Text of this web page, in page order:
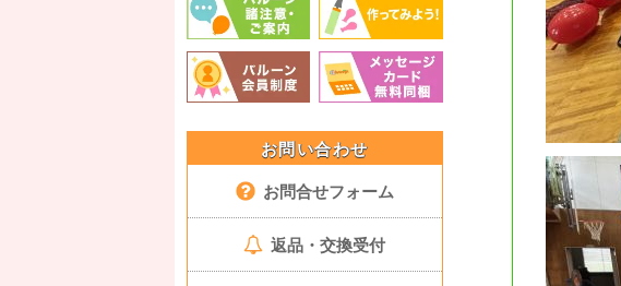
お問い合わせ
お問合せフォーム
返品・交換受付